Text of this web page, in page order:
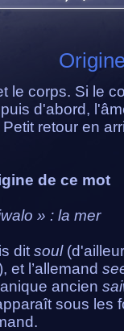
le corps. Si le
d'abord,
retour en
de ce mot
» : la mer
dit soul
et l’allemand
ancien
sous les